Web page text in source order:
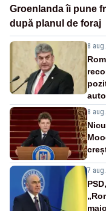
Groenlanda îi pune
după planul de foraj
8
8
7